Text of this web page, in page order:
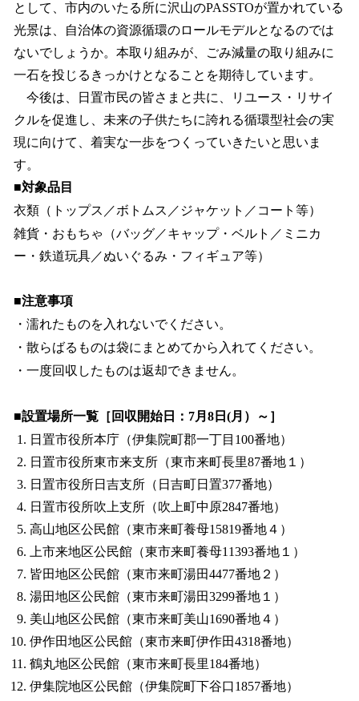
として、市内のいたる所に沢山のPASSTOが置かれている
光景は、自治体の資源循環のロールモデルとなるのでは
ないでしょうか。本取り組みが、ごみ減量の取り組みに
一石を投じるきっかけとなることを期待しています。
今後は、日置市民の皆さまと共に、リユース・リサイ
クルを促進し、未来の子供たちに誇れる循環型社会の実
現に向けて、着実な一歩をつくっていきたいと思いま
す。
■対象品目
衣類（トップス／ボトムス／ジャケット／コート等）
雑貨・おもちゃ（バッグ／キャップ・ベルト／ミニカ
ー・鉄道玩具／ぬいぐるみ・フィギュア等）
■注意事項
・濡れたものを入れないでください。
・散らばるものは袋にまとめてから入れてください。
・一度回収したものは返却できません。
■設置場所一覧［回収開始日：7月8日(月）～］
日置市役所本庁（伊集院町郡一丁目100番地）
日置市役所東市来支所（東市来町長里87番地１）
日置市役所日吉支所（日吉町日置377番地）
日置市役所吹上支所（吹上町中原2847番地）
高山地区公民館（東市来町養母15819番地４）
上市来地区公民館（東市来町養母11393番地１）
皆田地区公民館（東市来町湯田4477番地２）
湯田地区公民館（東市来町湯田3299番地１）
美山地区公民館（東市来町美山1690番地４）
伊作田地区公民館（東市来町伊作田4318番地）
鶴丸地区公民館（東市来町長里184番地）
伊集院地区公民館（伊集院町下谷口1857番地）